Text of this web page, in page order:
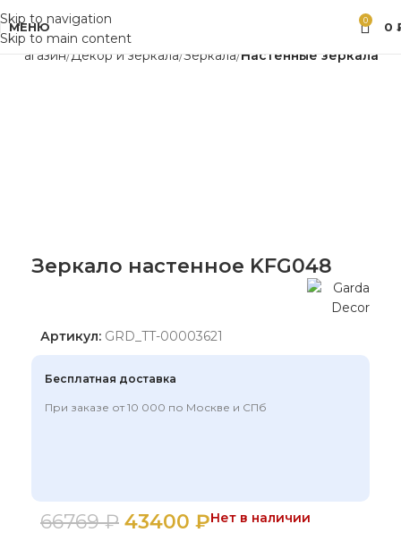
Skip to navigation
Skip to main content
МЕНЮ 0 0
Магазин Декор и зеркала Зеркала Настенные зеркала
Зеркало настенное KFG048
Артикул: GRD_TT-00003621
Бесплатная доставка
При заказе от 10 000 по Москве и СПб
66769₽ 43400 ₽Нет в наличии